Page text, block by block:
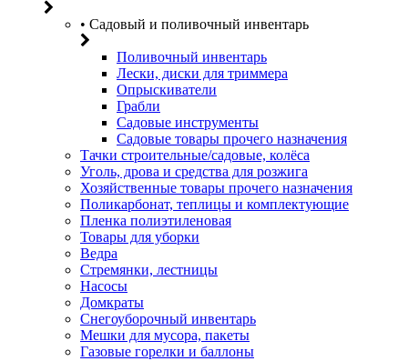
• Садовый и поливочный инвентарь
Поливочный инвентарь
Лески, диски для триммера
Опрыскиватели
Грабли
Садовые инструменты
Садовые товары прочего назначения
Тачки строительные/садовые, колёса
Уголь, дрова и средства для розжига
Хозяйственные товары прочего назначения
Поликарбонат, теплицы и комплектующие
Пленка полиэтиленовая
Товары для уборки
Ведра
Стремянки, лестницы
Насосы
Домкраты
Снегоуборочный инвентарь
Мешки для мусора, пакеты
Газовые горелки и баллоны